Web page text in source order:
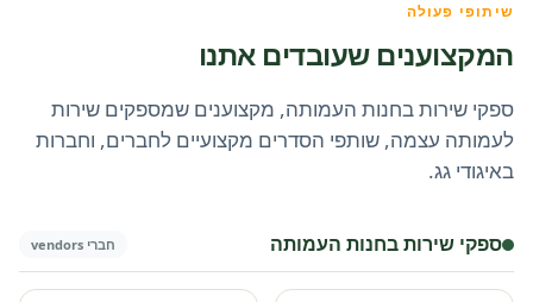
שיתופי פעולה
המקצוענים שעובדים אתנו
ספקי שירות בחנות העמותה, מקצוענים שמספקים שירות
לעמותה עצמה, שותפי הסדרים מקצועיים לחברים, וחברות
באיגודי גג.
ספקי שירות בחנות העמותה חברי vendors